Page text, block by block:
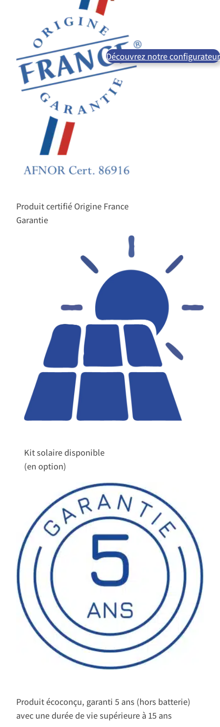
Découvrez notre configurateur
Produit certifié Origine France
Garantie
Kit solaire disponible
(en option)
Produit écoconçu, garanti 5 ans (hors batterie)
avec une durée de vie supérieure à 15 ans